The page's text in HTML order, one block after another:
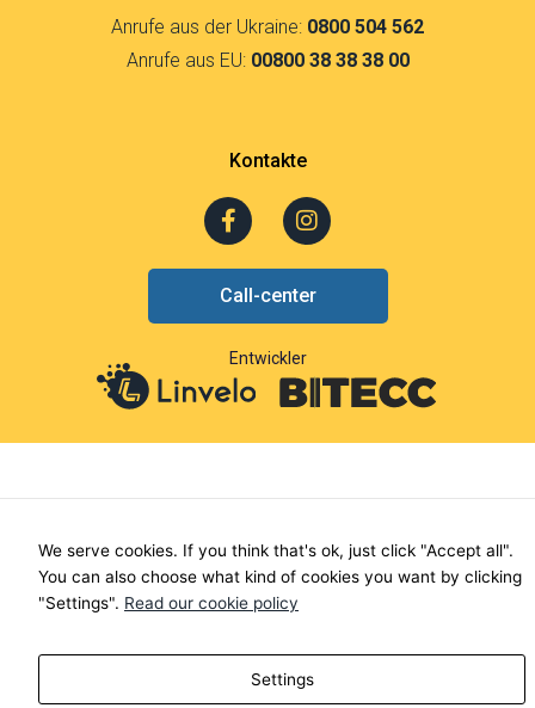
Anrufe aus der Ukraine: 0800 504 562
Anrufe aus EU: 00800 38 38 38 00
Kontakte
F
a
b
o
o
k
-
I
n
a
g
r
a
m
Call-center
Entwickler
We serve cookies. If you think that's ok, just click "Accept all".
You can also choose what kind of cookies you want by clicking
"Settings". Read our cookie policy
Settings